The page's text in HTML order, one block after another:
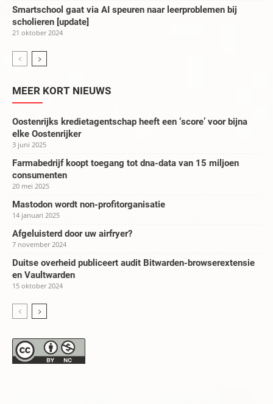
Smartschool gaat via AI speuren naar leerproblemen bij
scholieren [update]
21 oktober 2024
MEER KORT NIEUWS
Oostenrijks kredietagentschap heeft een ‘score’ voor bijna
elke Oostenrijker
3 juni 2025
Farmabedrijf koopt toegang tot dna-data van 15 miljoen
consumenten
20 mei 2025
Mastodon wordt non-profitorganisatie
14 januari 2025
Afgeluisterd door uw airfryer?
7 november 2024
Duitse overheid publiceert audit Bitwarden-browserextensie
en Vaultwarden
15 oktober 2024